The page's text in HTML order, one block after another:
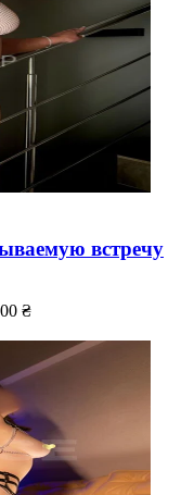
встречу
₴